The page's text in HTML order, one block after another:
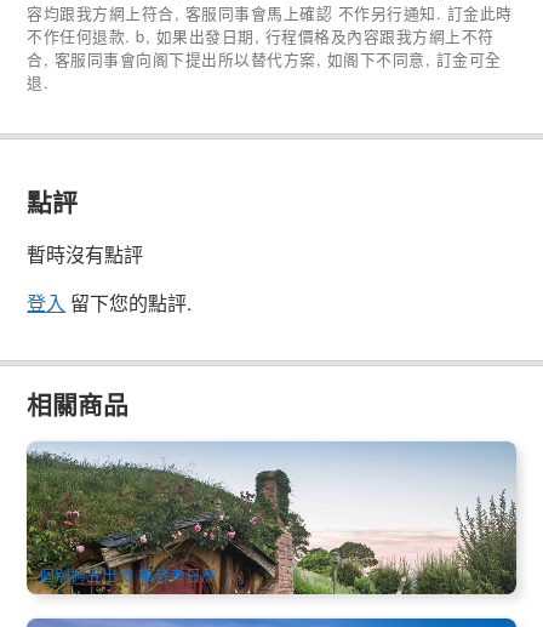
容均跟我方網上符合, 客服同事會馬上確認 不作另行通知. 訂金此時
不作任何退款. b, 如果出發日期, 行程價格及內容跟我方網上不符
合, 客服同事會向阁下提出所以替代方案, 如阁下不同意, 訂金可全
退.
點評
暫時沒有點評
登入 留下您的點評.
相關商品
新西蘭北島 | 中土世界6天中文遊 | 4-5星住宿+奔馳15人內小
團 | 奧克蘭進出
58 已預訂
AUD $2,325.00
NZ1094W
個別週五出發 請參考日歷